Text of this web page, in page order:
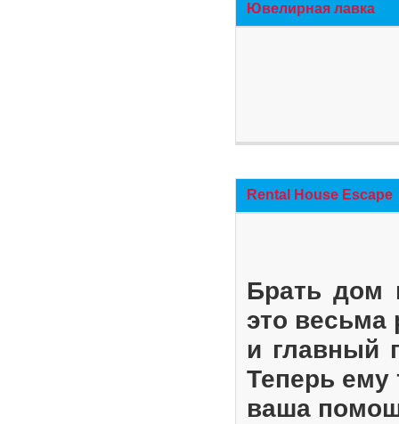
Ювелирная лавка
Rental House Escape
Брать дом
это весьма
и главный
Теперь ему
ваша